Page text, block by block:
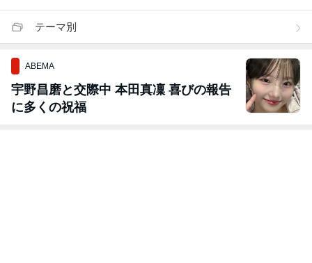
テーマ別
ABEMA
宇野昌磨と交際中 本田真凜 喜びの報告
に多くの祝福